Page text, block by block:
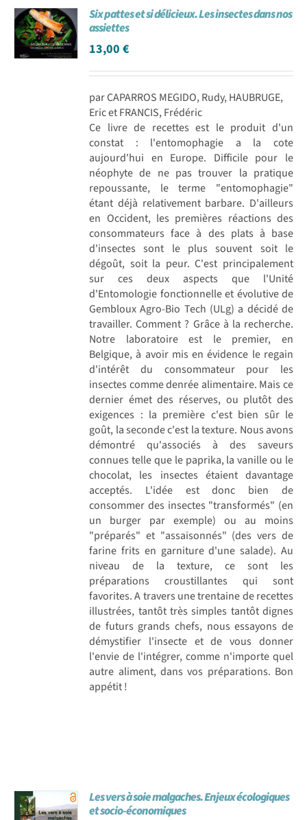
Achat en ligne
Six pattes et si délicieux. Les insectes dans nos
assiettes
13,00€
par CAPARROS MEGIDO, Rudy, HAUBRUGE,
Eric et FRANCIS, Frédéric
Ce livre de recettes est le produit d'un
constat : l'entomophagie a la cote
aujourd'hui en Europe. Difficile pour le
néophyte de ne pas trouver la pratique
repoussante, le terme "entomophagie"
étant déjà relativement barbare. D'ailleurs
en Occident, les premières réactions des
consommateurs face à des plats à base
d'insectes sont le plus souvent soit le
dégoût, soit la peur. C'est principalement
sur ces deux aspects que l'Unité
d'Entomologie fonctionnelle et évolutive de
Gembloux Agro-Bio Tech (ULg) a décidé de
travailler. Comment ? Grâce à la recherche.
Notre laboratoire est le premier, en
Belgique, à avoir mis en évidence le regain
d'intérêt du consommateur pour les
insectes comme denrée alimentaire. Mais ce
dernier émet des réserves, ou plutôt des
exigences : la première c'est bien sûr le
goût, la seconde c'est la texture. Nous avons
démontré qu'associés à des saveurs
connues telle que le paprika, la vanille ou le
chocolat, les insectes étaient davantage
acceptés. L'idée est donc bien de
consommer des insectes "transformés" (en
un burger par exemple) ou au moins
"préparés" et "assaisonnés" (des vers de
farine frits en garniture d'une salade). Au
niveau de la texture, ce sont les
préparations croustillantes qui sont
favorites. A travers une trentaine de recettes
illustrées, tantôt très simples tantôt dignes
de futurs grands chefs, nous essayons de
démystifier l'insecte et de vous donner
l'envie de l'intégrer, comme n'importe quel
autre aliment, dans vos préparations. Bon
appétit !
Les vers à soie malgaches. Enjeux écologiques
et socio-économiques